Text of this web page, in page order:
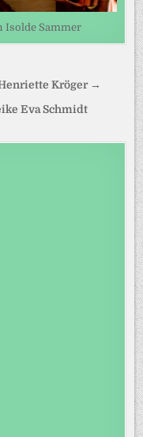
Isolde Sammer
Kröger →
Eva Schmidt